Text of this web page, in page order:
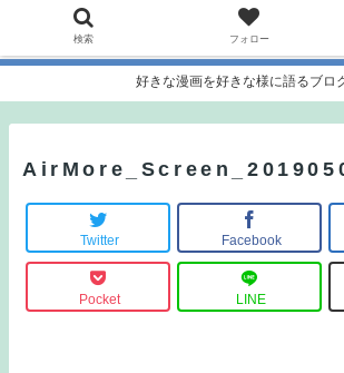
好きな漫画を好きな様に語るブロ
Twitter Facebook
Pocket LINE
検索 フォロー